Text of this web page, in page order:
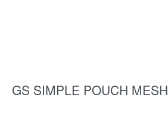
GS SIMPLE POUCH MESH